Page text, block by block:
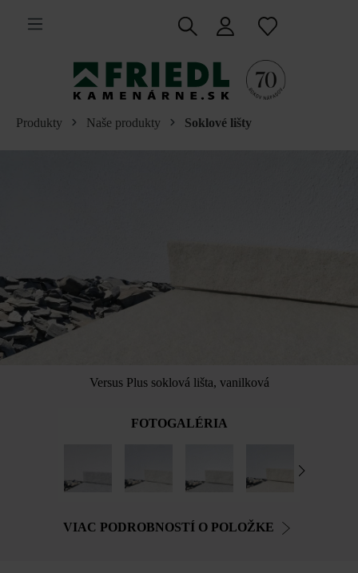
hlavný obsah
Produkty Naše produkty Soklové lišty
Versus Plus soklová lišta, vanilková
FOTOGALÉRIA
VIAC PODROBNOSTÍ O POLOŽKE